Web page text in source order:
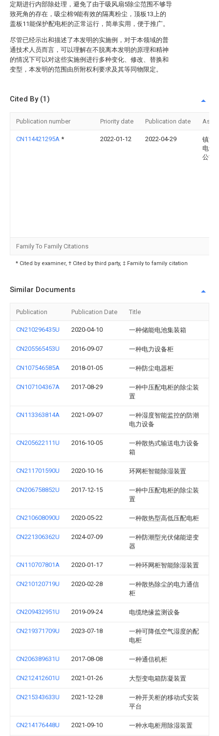
定期进行内部除处理，避免了由于吸风扇5除尘范围不够导
致死角的存在，吸尘棉9能有效的隔离粉尘，顶板13上的
盖板11能保护配电柜的正常运行，简单实用，便于推广。
尽管已经示出和描述了本发明的实施例，对于本领域的普
通技术人员而言，可以理解在不脱离本发明的原理和精神
的情况下可以对这些实施例进行多种变化、修改、替换和
变型，本发明的范围由所附权利要求及其等同物限定。
Cited By (1)
Publication number Priority date Publication date
CN114421295A * 2022-01-12 2022-04-29
镇江
电气
公司
Family To Family Citations
* Cited by examiner, † Cited by third party, ‡ Family to family citation
Similar Documents
Publication Publication Date Title
CN210296435U 2020-04-10 一种储能电池集装箱
CN205565453U 2016-09-07 一种电力设备柜
CN107546585A 2018-01-05 一种防尘电器柜
CN107104367A 2017-08-29
一种中压配电柜的除尘装
置
CN113363814A 2021-09-07
一种湿度智能监控的防潮
电力设备
CN205622111U 2016-10-05
一种散热式输送电力设备
箱
CN211701590U 2020-10-16 环网柜智能除湿装置
CN206758852U 2017-12-15
一种中压配电柜的除尘装
置
CN210608090U 2020-05-22 一种散热型高低压配电柜
CN221306362U 2024-07-09
一种防潮型光伏储能逆变
器
CN110707801A 2020-01-17 一种环网柜智能除湿装置
CN210120719U 2020-02-28
一种散热除尘的电力通信
柜
CN209432951U 2019-09-24 电缆绝缘监测设备
CN219371709U 2023-07-18
一种可降低空气湿度的配
电柜
CN206389631U 2017-08-08 一种通信机柜
CN212412601U 2021-01-26 大型变电箱防凝装置
CN215343633U 2021-12-28
一种开关柜的移动式安装
平台
CN214176448U 2021-09-10 一种水电柜用除湿装置